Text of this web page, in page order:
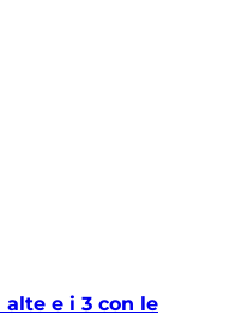
alte e i 3 con le